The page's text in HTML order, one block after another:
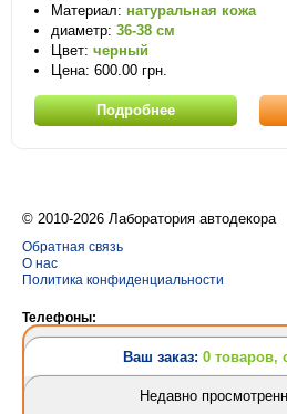
Материал: натуральная кожа
диаметр: 36-38 см
Цвет: черный
Цена: 600.00 грн.
Подробнее
© 2010-2026 Лаборатория автодекора
Обратная связь
О нас
Политика конфиденциальности
Телефоны:
(063) 628-31-24
(063) 628-31-24
Разработка сайтов исоздание интернет
Ваш заказ: 0 товаров,
Недавно